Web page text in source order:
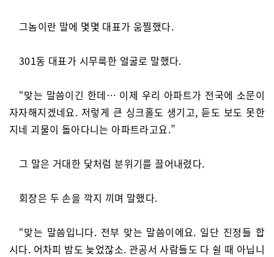
그놈이란 말에 몇몇 대표가 움찔했다.
301동 대표가 시무룩한 얼굴로 말했다.
“맞는 말씀이긴 한데… 이제 우리 아파트가 전국에 소문이
자자해지겠네요. 저렇게 큰 싱크홀도 생기고, 듣도 보도 못한
지네 괴물이 돌아다니는 아파트라고요.”
그 말은 거대한 닻처럼 분위기를 끌어내렸다.
회장은 두 손을 깍지 끼며 말했다.
“맞는 말씀입니다. 전부 맞는 말씀이에요. 일단 진정들 합
시다. 어차피 밤도 늦었잖소. 관공서 사람들도 다 쉴 때 아닙니